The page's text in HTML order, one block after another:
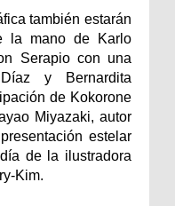
también estarán
la mano de Karlo
Serapio con una
y Bernardita
de Kokorone
Miyazaki, autor
estelar
de la ilustradora
Kim.